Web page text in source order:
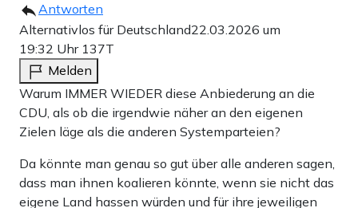
Antworten
Alternativlos für Deutschland22.03.2026 um
19:32 Uhr 137T
Melden
Warum IMMER WIEDER diese Anbiederung an die
CDU, als ob die irgendwie näher an den eigenen
Zielen läge als die anderen Systemparteien?
Da könnte man genau so gut über alle anderen sagen,
dass man ihnen koalieren könnte, wenn sie nicht das
eigene Land hassen würden und für ihre jeweiligen